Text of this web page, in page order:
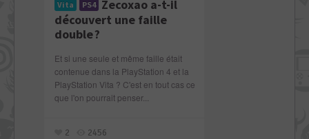
Vita PS4 Zecoxao a-t-il
découvert une faille
double ?
Et si une seule et même faille était
contenue dans la PlayStation 4 et la
PlayStation Vita ? C'est en tout cas ce
que l'on pourrait penser...
2 2456